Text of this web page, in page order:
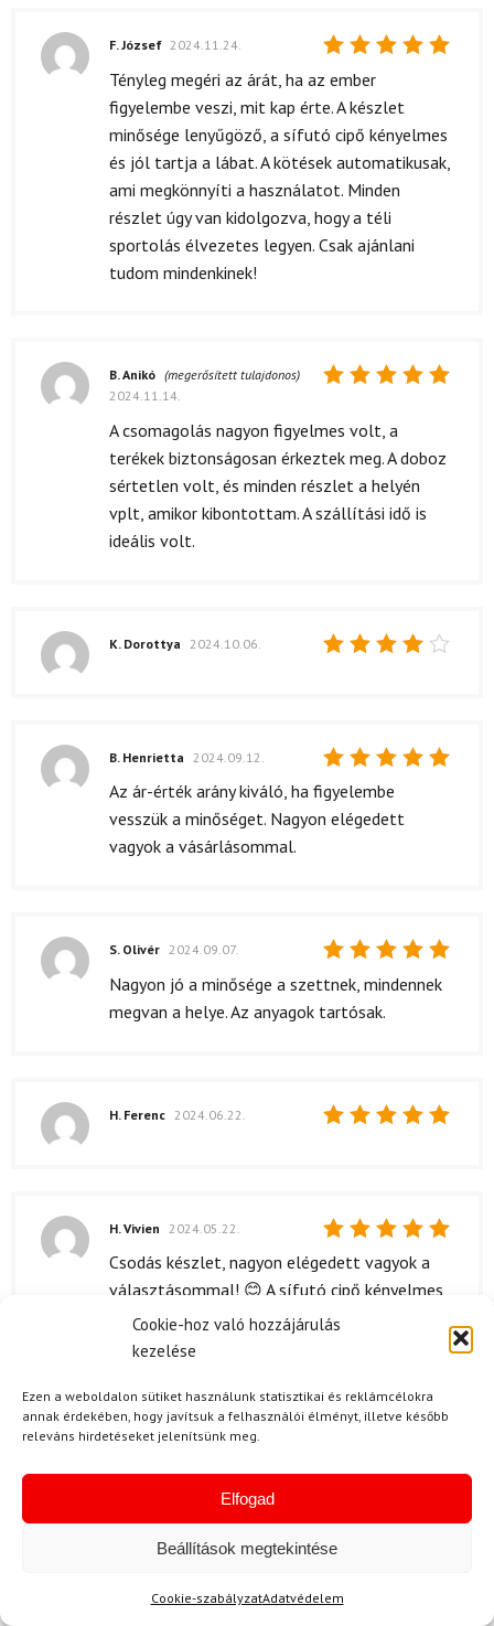
Cookie-hoz való hozzájárulás
kezelése
Ezen a weboldalon sütiket használunk statisztikai és reklámcélokra
annak érdekében, hogy javítsuk a felhasználói élményt, illetve később
releváns hirdetéseket jelenítsünk meg.
Elfogad
Beállítások megtekintése
Cookie-szabályzatAdatvédelem
Értékelés:
F. József 2024.11.24.
Tényleg megéri az árát, ha az ember
figyelembe veszi, mit kap érte. A készlet
minősége lenyűgöző, a sífutó cipő kényelmes
és jól tartja a lábat. A kötések automatikusak,
ami megkönnyíti a használatot. Minden
részlet úgy van kidolgozva, hogy a téli
sportolás élvezetes legyen. Csak ajánlani
tudom mindenkinek!
5/ 5
B. Anikó (megerősített tulajdonos)
2024.11.14.
A csomagolás nagyon figyelmes volt, a
terékek biztonságosan érkeztek meg. A doboz
sértetlen volt, és minden részlet a helyén
vplt, amikor kibontottam. A szállítási idő is
ideális volt.
K. Dorottya 2024.10.06.
Értékelés:
5
B. Henrietta 2024.09.12.
Az ár-érték arány kiváló, ha figyelembe
vesszük a minőséget. Nagyon elégedett
vagyok a vásárlásommal.
Értékelés:
/ 5
S. Olivér 2024.09.07.
Nagyon jó a minősége a szettnek, mindennek
megvan a helye. Az anyagok tartósak.
H. Ferenc 2024.06.22.
Értékelés:
/ 5
H. Vivien 2024.05.22.
Csodás készlet, nagyon elégedett vagyok a
választásommal! 😊 A sífutó cipő kényelmes,
és a kötések is jól működnek. Az ár-érték arány
is remek, főleg hogy ilyen minőséget kapunk! ⭐
Értékelés:
A b!!tok stabilak, a cipő pedig maximálisan
kényelmes. Kicsit nehezen állítgattam be a
kötések, de végül sikerült. Összességében
ajánlom mindenkinek, aki szeretne hitteles